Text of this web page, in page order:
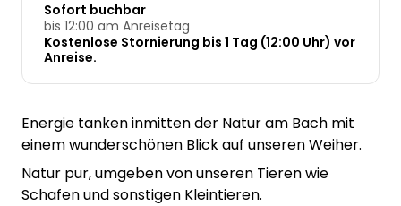
Sofort buchbar
bis 12:00 am Anreisetag
Kostenlose Stornierung bis 1 Tag (12:00 Uhr) vor
Anreise.
Energie tanken inmitten der Natur am Bach mit
einem wunderschönen Blick auf unseren Weiher.
Natur pur, umgeben von unseren Tieren wie
Schafen und sonstigen Kleintieren.